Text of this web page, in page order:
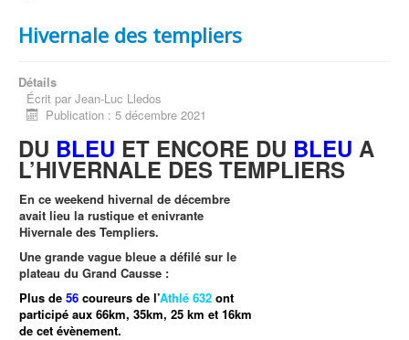
Hivernale des templiers
Détails
Écrit par Jean-Luc Lledos
Publication : 5 décembre 2021
DU BLEU ET ENCORE DU BLEU A
L’HIVERNALE DES TEMPLIERS
En ce weekend hivernal de décembre
avait lieu la rustique et enivrante
Hivernale des Templiers.
Une grande vague bleue a défilé sur le
plateau du Grand Causse :
Plus de 56 coureurs de l’Athlé 632 ont
participé aux 66km, 35km, 25 km et 16km
de cet évènement.